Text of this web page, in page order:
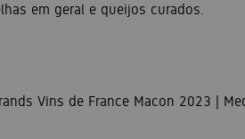
em geral e queijos curados.
Vins de France Macon 2023 |